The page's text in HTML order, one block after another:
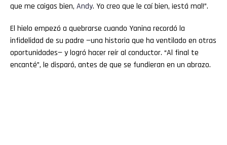
que me caigas bien, Andy. Yo creo que le caí bien, ¡está mal!”.
El hielo empezó a quebrarse cuando Yanina recordó la
infidelidad de su padre —una historia que ha ventilado en otras
oportunidades— y logró hacer reír al conductor. “Al final te
encanté”, le disparó, antes de que se fundieran en un abrazo.